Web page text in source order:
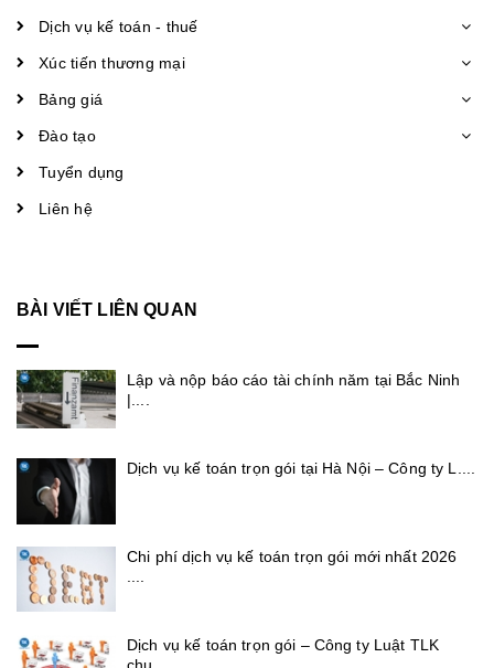
Dịch vụ kế toán - thuế
Xúc tiến thương mại
Bảng giá
Đào tạo
Tuyển dụng
Liên hệ
BÀI VIẾT LIÊN QUAN
Lập và nộp báo cáo tài chính năm tại Bắc Ninh
|....
Dịch vụ kế toán trọn gói tại Hà Nội – Công ty L....
Chi phí dịch vụ kế toán trọn gói mới nhất 2026
Dịch vụ kế toán trọn gói – Công ty Luật TLK
chu....